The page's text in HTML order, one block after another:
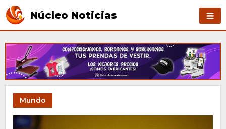
Núcleo Noticias
Mundo